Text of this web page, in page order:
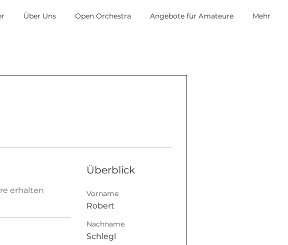
Über Uns Open Orchestra Angebote für Amateure
Mehr
erhalten
Überblick
Vorname
Robert
Nachname
Schlegl